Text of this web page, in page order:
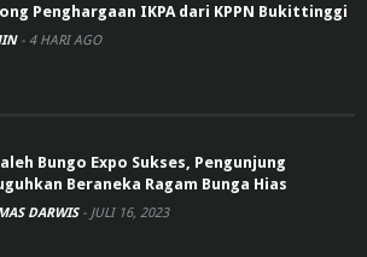
Penghargaan IKPA dari KPPN Bukittinggi
- 4 HARI AGO
Bungo Expo Sukses, Pengunjung
Beraneka Ragam Bunga Hias
DARWIS - JULI 16, 2023